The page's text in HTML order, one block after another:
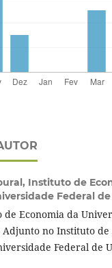
Instituto de
Federal
Economia da
Adjunto no Instituto de
Federal de